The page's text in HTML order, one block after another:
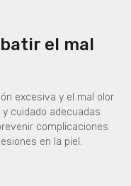
el mal
excesiva y el mal olor
cuidado adecuadas
complicaciones
en la piel.